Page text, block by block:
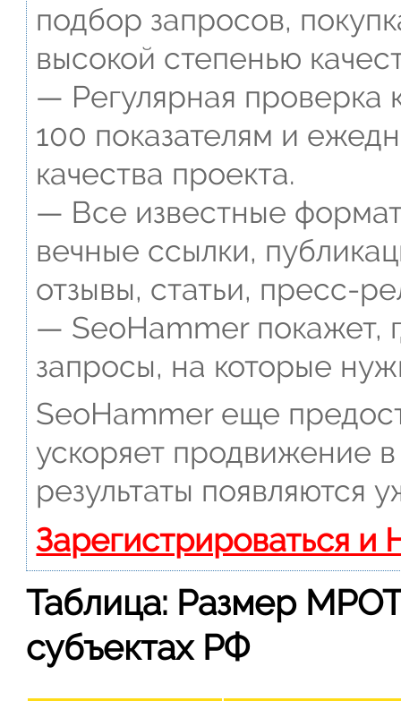
подбор запросов,
высокой степенью
— Регулярная проверка
100 показателям и
качества проекта.
— Все известные
вечные ссылки,
отзывы, статьи, пресс-
— SeoHammer покажет,
запросы, на которые
SeoHammer еще
ускоряет продвижение
результаты появляются
Зарегистрироваться и
Таблица: Размер МРОТ
субъектах РФ